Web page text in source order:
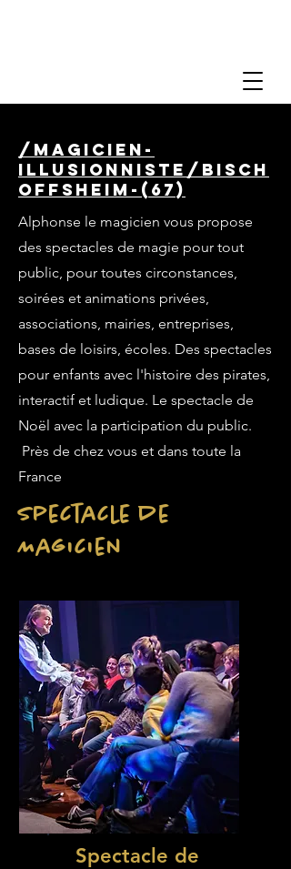
/magicien-
illusionniste/bisch
offsheim-(67)
Alphonse le magicien vous propose
des spectacles de magie pour tout
public, pour toutes circonstances,
soirées et animations privées,
associations, mairies, entreprises,
bases de loisirs, écoles. Des spectacles
pour enfants avec l'histoire des pirates,
interactif et ludique. Le spectacle de
Noël avec la participation du public.
Près de chez vous et dans toute la
France
Spectacle de
Magicien
Spectacle de